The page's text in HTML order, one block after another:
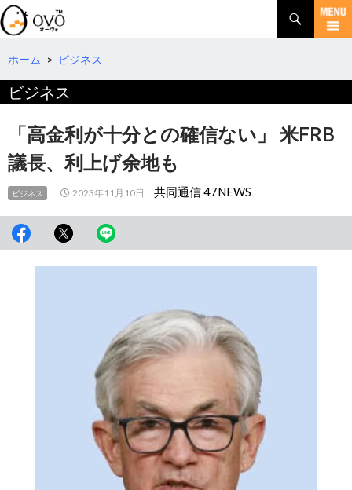
検
索
コ
テ
へ
ホーム > ビジネス
ビジネス
「高金利が十分との確信ない」 米FRB
議長、利上げ余地も
ビジネス 2023年11月10日 共同通信 47NEWS